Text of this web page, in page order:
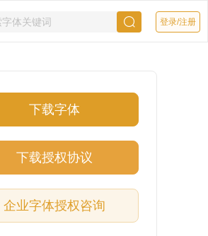
登录/注册
下载字体
下载授权协议
企业字体授权咨询